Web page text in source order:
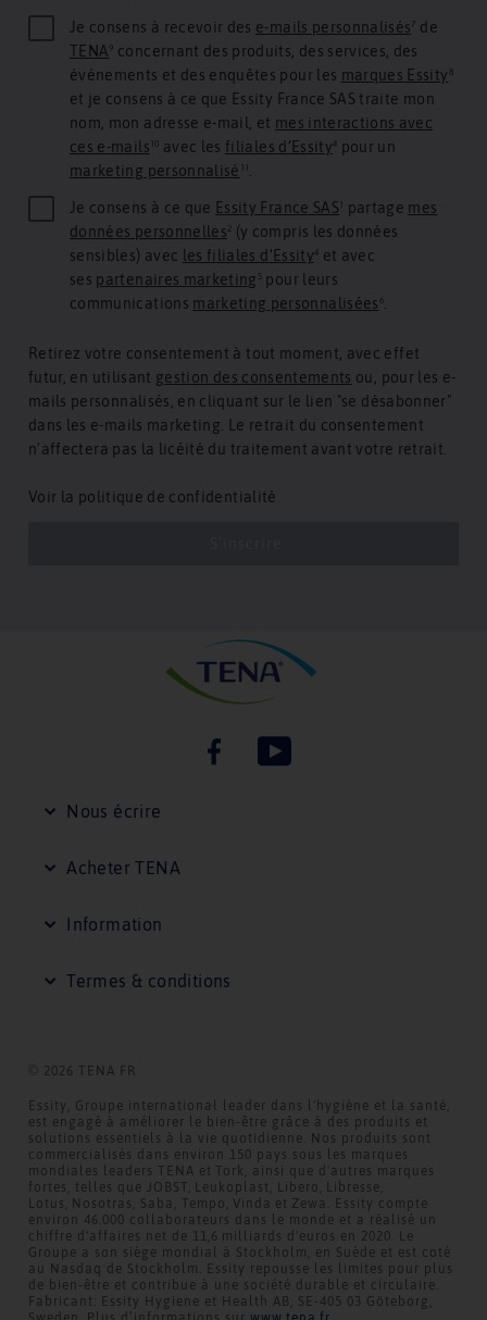
Je consens à recevoir des e-mails personnalisés⁷ de
TENA⁹ concernant des produits, des services, des
événements et des enquêtes pour les marques Essity⁸
et je consens à ce que Essity France SAS traite mon
nom, mon adresse e-mail, et mes interactions avec
ces e-mails¹⁰ avec les filiales d’Essity⁴ pour un
marketing personnalisé ¹¹.
Je consens à ce que Essity France SAS¹ partage mes
données personnelles² (y compris les données
sensibles) avec
les filiales d’Essity⁴ et avec
ses partenaires marketing⁵ pour leurs
communications marketing personnalisées⁶.
Retirez votre consentement à tout moment, avec effet
futur, en utilisant gestion des consentements ou, pour les e-
mails personnalisés, en cliquant sur le lien "se désabonner"
dans les e-mails marketing. Le retrait du consentement
n'affectera pas la licéité du traitement avant votre retrait.
Voir la politique de confidentialité
TENA
FR
TENA
FR
Nous écrire
Acheter TENA
Information
Termes & conditions
© 2026 TENA FR
Essity, Groupe international leader dans l'hygiène et la santé,
est engagé à améliorer le bien-être grâce à des produits et
solutions essentiels à la vie quotidienne. Nos produits sont
commercialisés dans environ 150 pays sous les marques
mondiales leaders TENA et Tork, ainsi que d'autres marques
fortes, telles que JOBST, Leukoplast, Libero, Libresse,
Lotus, Nosotras, Saba, Tempo, Vinda et Zewa. Essity compte
environ 46.000 collaborateurs dans le monde et a réalisé un
chiffre d'affaires net de 11,6 milliards d'euros en 2020. Le
Groupe a son siège mondial à Stockholm, en Suède et est coté
au Nasdaq de Stockholm. Essity repousse les limites pour plus
de bien-être et contribue à une société durable et circulaire.
Fabricant: Essity Hygiene et Health AB, SE-405 03 Göteborg,